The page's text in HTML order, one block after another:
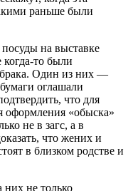
раньше были
на выставке
когда-то были
брака. Один из них —
оглашали
что для
оформления «обыска»
не в загс, а в
что жених и
в близком родстве и
не только